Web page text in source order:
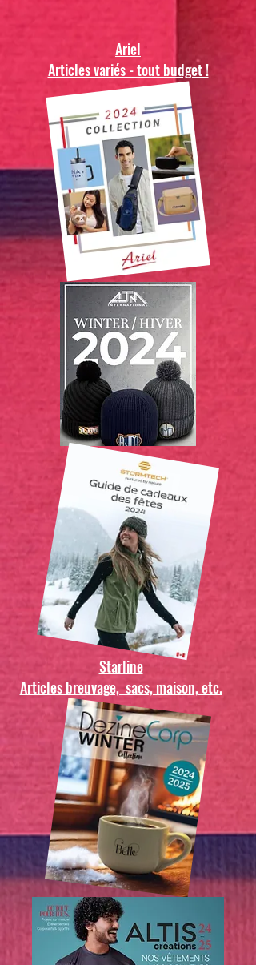
Ariel
Articles variés - tout budget !
Starline
Articles breuvage, sacs, maison, etc.